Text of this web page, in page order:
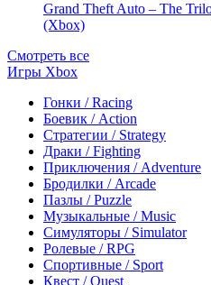
Grand Theft Auto – The
(Xbox)
Смотреть все
Игры Xbox
Гонки / Racing
Боевик / Action
Стратегии / Strategy
Драки / Fighting
Приключения / Adventure
Бродилки / Arcade
Пазлы / Puzzle
Музыкальные / Music
Симуляторы / Simulator
Ролевые / RPG
Спортивные / Sport
Квест / Quest